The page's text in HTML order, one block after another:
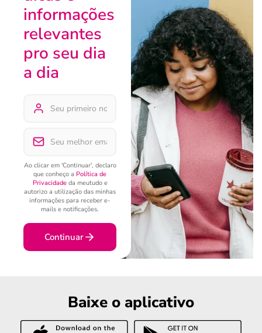
informações
relevantes
pro seu dia
a dia
Ao clicar em 'Continuar', declaro
que conheço a Política de
Privacidadeda meutudo e
autorizo a utilização das minhas
informações para receber e-
mails e notificações.
Continuar
Baixe o aplicativo